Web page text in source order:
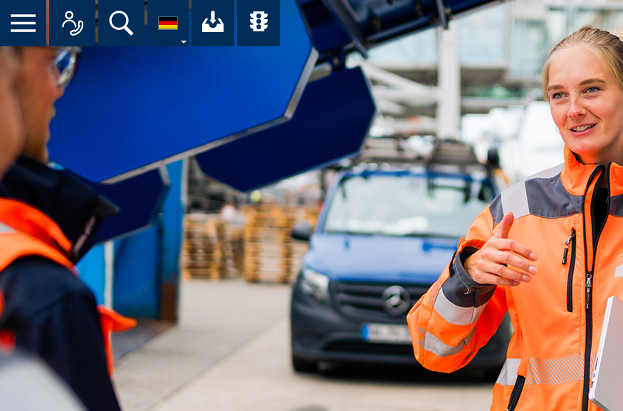
Suche Ihr Download-Center der HPA
Übersicht aller Verkehrsmeldungen im Hafen am